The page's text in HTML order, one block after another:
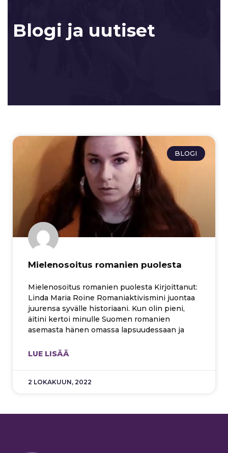
Blogi ja uutiset
BLOGI
Mielenosoitus romanien puolesta
Mielenosoitus romanien puolesta Kirjoittanut:
Linda Maria Roine Romaniaktivismini juontaa
juurensa syvälle historiaani. Kun olin pieni,
äitini kertoi minulle Suomen romanien
asemasta hänen omassa lapsuudessaan ja
LUE LISÄÄ
2 LOKAKUUN, 2022